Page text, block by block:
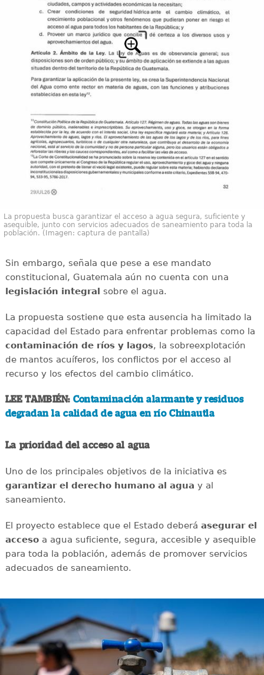
La propuesta busca garantizar el acceso a agua segura, suficiente y
asequible, junto con servicios adecuados de saneamiento para toda la
población. (Imagen: captura de pantalla)
Sin embargo, señala que pese a ese mandato
constitucional, Guatemala aún no cuenta con una
legislación integral sobre el agua.
La propuesta sostiene que esta ausencia ha limitado la
capacidad del Estado para enfrentar problemas como la
contaminación de ríos y lagos, la sobreexplotación
de mantos acuíferos, los conflictos por el acceso al
recurso y los efectos del cambio climático.
LEE TAMBIÉN: Contaminación alarmante y residuos
degradan la calidad de agua en río Chinautla
La prioridad del acceso al agua
Uno de los principales objetivos de la iniciativa es
garantizar el derecho humano al agua y al
saneamiento.
El proyecto establece que el Estado deberá asegurar el
accesoa agua suficiente, segura, accesible y asequible
para toda la población, además de promover servicios
adecuados de saneamiento.